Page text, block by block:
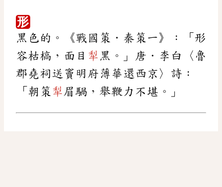
形
黑色的。《戰國策．秦策一》：「形
容枯槁，面目 犁 黑。」唐．李白〈魯
郡堯祠送竇明府薄華還西京〉詩：
「朝策 犁 眉騧，舉鞭力不堪。」